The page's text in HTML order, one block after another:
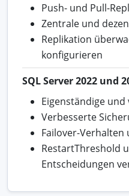
Push- und Pull-
Zentrale und
Replikation
konfigurieren
SQL Server 2022 und
Eigenständige
Verbesserte
Failover-Verhalten
RestartThreshold
Entscheidungen